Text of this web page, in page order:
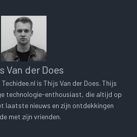
Van der Does
is Thijs Van der Does. Thijs
technologie-enthousiast, die altijd op
laatste nieuws en zijn ontdekkingen
met zijn vrienden.